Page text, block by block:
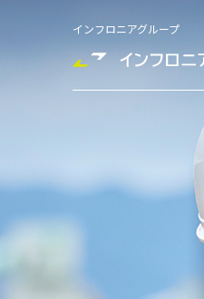
インフロニアグループ